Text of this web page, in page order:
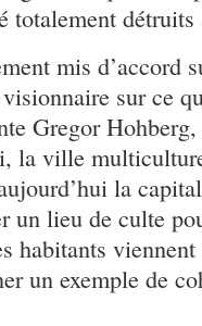
totalement
mis d’accord
sur ce
Gregor
la ville
la
un lieu de culte
habitants viennent
un exemple de